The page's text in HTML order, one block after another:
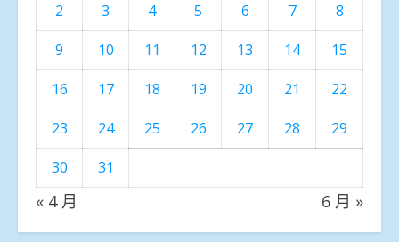
2
3 4 5 6 7
8
9
10 11 12 13 14
15
16
17 18 19 20 21
22
23
24 25 26 27 28
29
30
31
« 4 月 6 月 »